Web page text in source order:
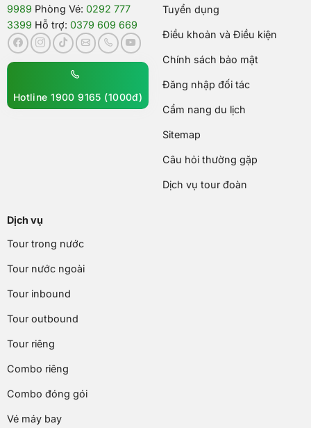
9989 Phòng Vé: 0292 777
3399 Hỗ trợ: 0379 609 669
Hotline 1900 9165 (1000đ)
Tuyển dụng
Điều khoản và Điều kiện
Chính sách bảo mật
Đăng nhập đối tác
Cẩm nang du lịch
Sitemap
Câu hỏi thường gặp
Dịch vụ tour đoàn
Dịch vụ
Tour trong nước
Tour nước ngoài
Tour inbound
Tour outbound
Tour riêng
Combo riêng
Combo đóng gói
Vé máy bay